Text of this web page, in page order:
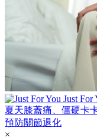
Just For
夏天膝蓋痛、僵硬卡
預防關節退化
×